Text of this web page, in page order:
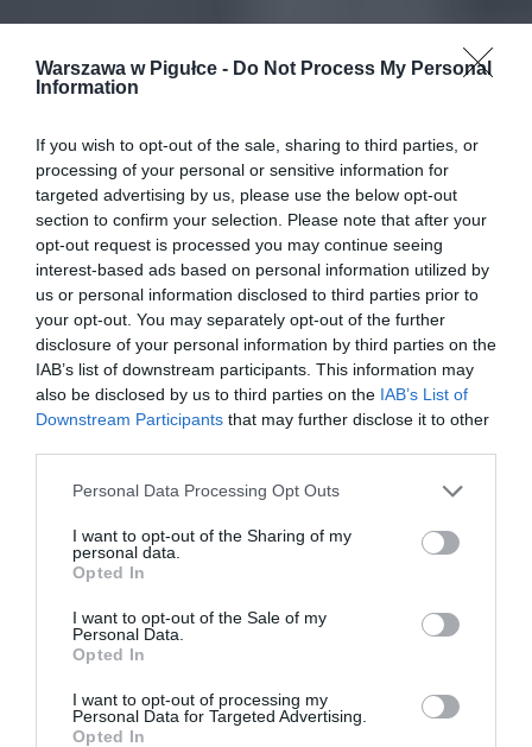
Warszawa w Pigułce - Do Not Process My Personal
Information
If you wish to opt-out of the sale, sharing to third parties, or
processing of your personal or sensitive information for
targeted advertising by us, please use the below opt-out
section to confirm your selection. Please note that after your
opt-out request is processed you may continue seeing
interest-based ads based on personal information utilized by
us or personal information disclosed to third parties prior to
your opt-out. You may separately opt-out of the further
disclosure of your personal information by third parties on the
IAB’s list of downstream participants. This information may
also be disclosed by us to third parties on the IAB’s List of
Downstream Participants that may further disclose it to other
Personal Data Processing Opt Outs
I want to opt-out of the Sharing of my
personal data.
Opted In
I want to opt-out of the Sale of my
Personal Data.
Opted In
I want to opt-out of processing my
Personal Data for Targeted Advertising.
Opted In